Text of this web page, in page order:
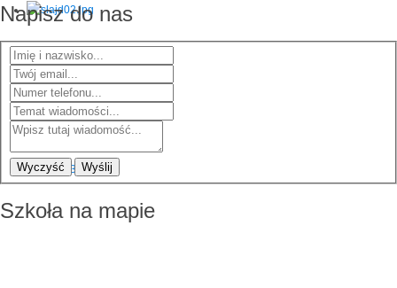
Napisz do nas
Wyczyść Wyślij
Szkoła na mapie